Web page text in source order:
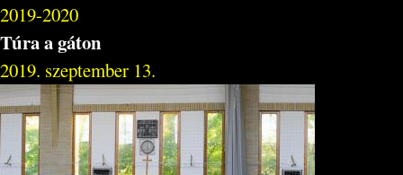
2019-2020
Túra a gáton
2019. szeptember 13.